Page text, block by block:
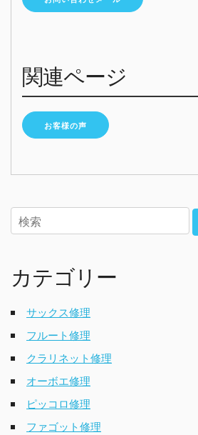
関連ページ
お客様の声
カテゴリー
サックス修理
フルート修理
クラリネット修理
オーボエ修理
ピッコロ修理
ファゴット修理